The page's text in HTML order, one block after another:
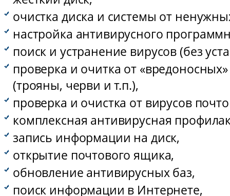
очистка диска и системы от
настройка антивирусного
поиск и устранение вирусов (без
проверка и очитка от
(трояны, черви и т.п.),
проверка и очистка от вирусов
комплексная антивирусная
запись информации на диск,
открытие почтового ящика,
обновление антивирусных баз,
поиск информации в Интернете,